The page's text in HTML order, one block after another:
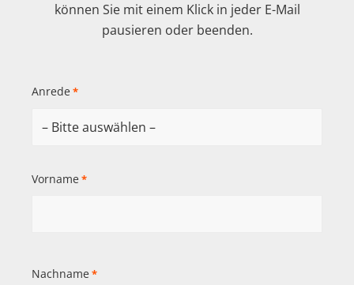
können Sie mit einem Klick in jeder E-Mail
pausieren oder beenden.
Anrede *
Vorname *
Nachname *